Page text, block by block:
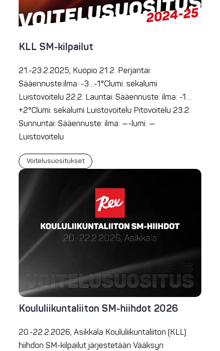
KLL SM-kilpailut
21.-23.2.2025, Kuopio 21.2. Perjantai:
Sääennuste:ilma: -3…-1°Clumi: sekalumi
Luistovoitelu 22.2. Launtai: Sääennuste: ilma: -1…
+2°Clumi: sekalumi Luistovoitelu Pitovoitelu 23.2.
Sunnuntai: Sääennuste: ilma: —-lumi: —
Luistovoitelu
Voitelusuositukset
Koululiikuntaliiton SM-hiihdot 2026
20.-22.2.2026, Asikkala Koululiikuntaliiton (KLL)
hiihdon SM-kilpailut järjestetään Vääksyn